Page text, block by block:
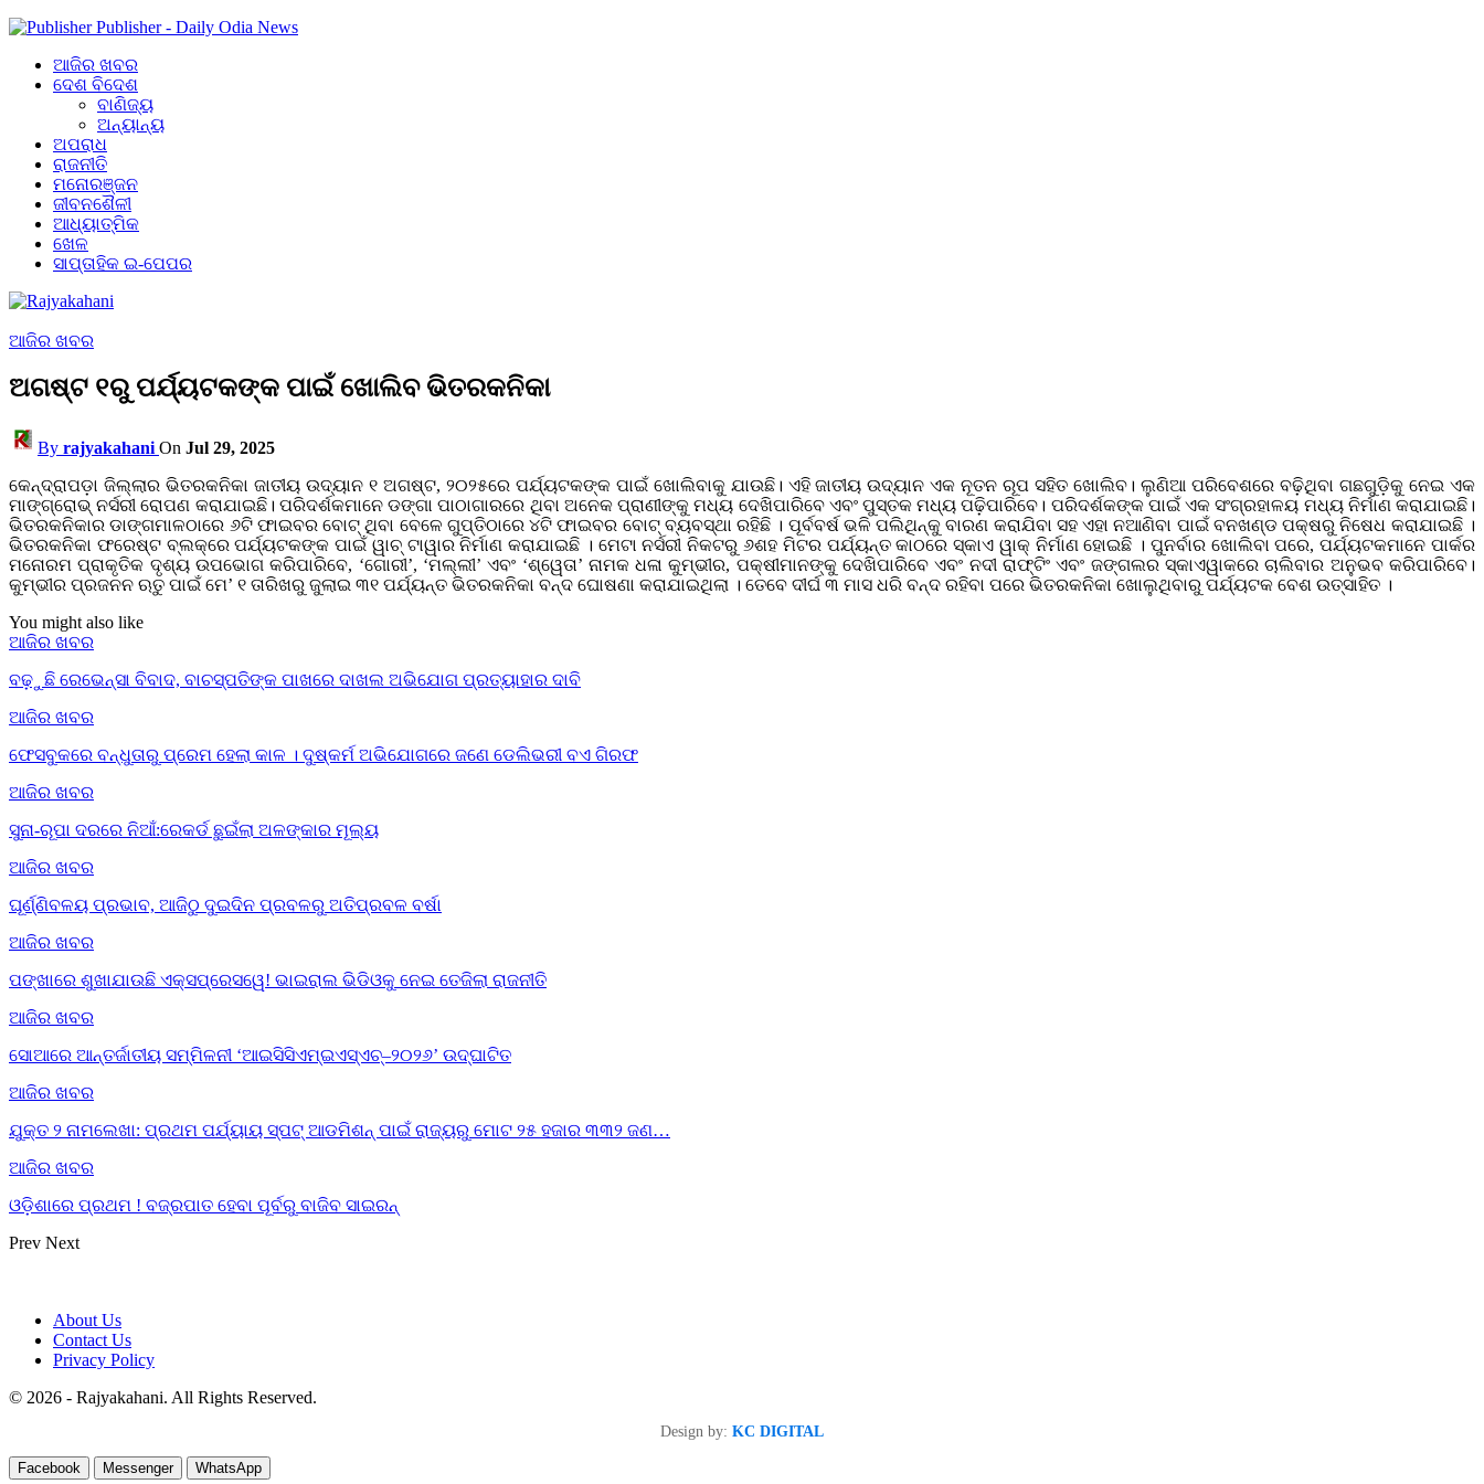
Publisher - Daily Odia News
ଆଜିର ଖବର
ଦେଶ ବିଦେଶ
ବାଣିଜ୍ୟ
ଅନ୍ୟାନ୍ୟ
ଅପରାଧ
ରାଜନୀତି
ମନୋରଞ୍ଜନ
ଜୀବନଶୈଳୀ
ଆଧ୍ୟାତ୍ମିକ
ଖେଳ
ସାପ୍ତାହିକ ଇ-ପେପର
ଆଜିର ଖବର
ଅଗଷ୍ଟ ୧ରୁ ପର୍ଯ୍ୟଟକଙ୍କ ପାଇଁ ଖୋଲିବ ଭିତରକନିକା
By rajyakahani On Jul 29, 2025
କେନ୍ଦ୍ରାପଡ଼ା ଜିଲ୍ଲାର ଭିତରକନିକା ଜାତୀୟ ଉଦ୍ୟାନ ୧ ଅଗଷ୍ଟ, ୨୦୨୫ରେ ପର୍ଯ୍ୟଟକଙ୍କ ପାଇଁ ଖୋଲିବାକୁ ଯାଉଛି। ଏହି ଜାତୀୟ ଉଦ୍ୟାନ ଏକ ନୂତନ ରୂପ ସହିତ ଖୋଲିବ। ଲୁଣିଆ ପରିବେଶରେ ବଢ଼ିଥିବା ଗଛଗୁଡ଼ିକୁ ନେଇ ଏକ
ମାଙ୍ଗ୍ରୋଭ୍ ନର୍ସରୀ ରୋପଣ କରାଯାଇଛି। ପରିଦର୍ଶକମାନେ ଡଙ୍ଗା ପାଠାଗାରରେ ଥିବା ଅନେକ ପ୍ରାଣୀଙ୍କୁ ମଧ୍ୟ ଦେଖିପାରିବେ ଏବଂ ପୁସ୍ତକ ମଧ୍ୟ ପଢ଼ିପାରିବେ। ପରିଦର୍ଶକଙ୍କ ପାଇଁ ଏକ ସଂଗ୍ରହାଳୟ ମଧ୍ୟ ନିର୍ମାଣ କରାଯାଇଛି।
ଭିତରକନିକାର ଡାଙ୍ଗମାଳଠାରେ ୬ଟି ଫାଇବର ବୋଟ୍‌ ଥିବା ବେଳେ ଗୁପ୍ତିଠାରେ ୪ଟି ଫାଇବର ବୋଟ୍‌ ବ୍ୟବସ୍ଥା ରହିଛି । ପୂର୍ବବର୍ଷ ଭଳି ପଲିଥିନ୍‌କୁ ବାରଣ କରାଯିବା ସହ ଏହା ନଆଣିବା ପାଇଁ ବନଖଣ୍ଡ ପକ୍ଷରୁ ନିଷେଧ କରାଯାଇଛି ।
ଭିତରକନିକା ଫରେଷ୍ଟ ବ୍ଲକ୍‌ରେ ପର୍ଯ୍ୟଟକଙ୍କ ପାଇଁ ୱାଚ୍‌ ଟାୱାର ନିର୍ମାଣ କରାଯାଇଛି । ମେଟା ନର୍ସରୀ ନିକଟରୁ ୬ଶହ ମିଟର ପର୍ଯ୍ୟନ୍ତ କାଠରେ ସ୍କାଏ ୱାକ୍‌ ନିର୍ମାଣ ହୋଇଛି । ପୁନର୍ବାର ଖୋଲିବା ପରେ, ପର୍ଯ୍ୟଟକମାନେ ପାର୍କର
ମନୋରମ ପ୍ରାକୃତିକ ଦୃଶ୍ୟ ଉପଭୋଗ କରିପାରିବେ, ‘ଗୋରୀ’, ‘ମଲ୍ଲୀ’ ଏବଂ ‘ଶ୍ୱେତା’ ନାମକ ଧଳା କୁମ୍ଭୀର, ପକ୍ଷୀମାନଙ୍କୁ ଦେଖିପାରିବେ ଏବଂ ନଦୀ ରାଫ୍ଟିଂ ଏବଂ ଜଙ୍ଗଲର ସ୍କାଏୱାକରେ ଚାଲିବାର ଅନୁଭବ କରିପାରିବେ।
କୁମ୍ଭୀର ପ୍ରଜନନ ଋତୁ ପାଇଁ ମେ’ ୧ ତାରିଖରୁ ଜୁଲାଇ ୩୧ ପର୍ଯ୍ୟନ୍ତ ଭିତରକନିକା ବନ୍ଦ ଘୋଷଣା କରାଯାଇଥିଲା । ତେବେ ଦୀର୍ଘ ୩ ମାସ ଧରି ବନ୍ଦ ରହିବା ପରେ ଭିତରକନିକା ଖୋଲୁଥିବାରୁ ପର୍ଯ୍ୟଟକ ବେଶ ଉତ୍ସାହିତ ।
You might also like
ଆଜିର ଖବର
ବଢ଼ୁଛି ରେଭେନ୍ସା ବିବାଦ, ବାଚସ୍ପତିଙ୍କ ପାଖରେ ଦାଖଲ ଅଭିଯୋଗ ପ୍ରତ୍ୟାହାର ଦାବି
ଆଜିର ଖବର
ଫେସବୁକରେ ବନ୍ଧୁତାରୁ ପ୍ରେମ ହେଲା କାଳ । ଦୁଷ୍କର୍ମ ଅଭିଯୋଗରେ ଜଣେ ଡେଲିଭରୀ ବଏ ଗିରଫ
ଆଜିର ଖବର
ସୁନା-ରୂପା ଦରରେ ନିଆଁ:ରେକର୍ଡ ଛୁଇଁଲା ଅଳଙ୍କାର ମୂଲ୍ୟ
ଆଜିର ଖବର
ଘୂର୍ଣ୍ଣିବଳୟ ପ୍ରଭାବ, ଆଜିଠୁ ଦୁଇଦିନ ପ୍ରବଳରୁ ଅତିପ୍ରବଳ ବର୍ଷା
ଆଜିର ଖବର
ପଙ୍ଖାରେ ଶୁଖାଯାଉଛି ଏକ୍ସପ୍ରେସୱେ! ଭାଇରାଲ ଭିଡିଓକୁ ନେଇ ତେଜିଲା ରାଜନୀତି
ଆଜିର ଖବର
ସୋଆରେ ଆନ୍ତର୍ଜାତୀୟ ସମ୍ମିଳନୀ ‘ଆଇସିସିଏମ୍‌ଇଏସ୍‌ଏଚ୍‌–୨୦୨୬’ ଉଦ୍‌ଘାଟିତ
ଆଜିର ଖବର
ଯୁକ୍ତ ୨ ନାମଲେଖା: ପ୍ରଥମ ପର୍ଯ୍ୟାୟ ସ୍ପଟ୍ ଆଡମିଶନ୍ ପାଇଁ ରାଜ୍ୟରୁ ମୋଟ ୨୫ ହଜାର ୩୩୨ ଜଣ…
ଆଜିର ଖବର
ଓଡ଼ିଶାରେ ପ୍ରଥମ ! ବଜ୍ରପାତ ହେବା ପୂର୍ବରୁ ବାଜିବ ସାଇରନ୍
Prev Next
About Us
Contact Us
Privacy Policy
© 2026 - Rajyakahani. All Rights Reserved.
Design by: KC DIGITAL
Facebook Messenger WhatsApp